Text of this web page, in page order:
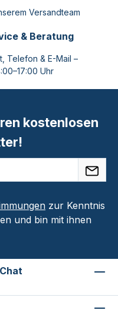
Versandteam
& Beratung
Telefon & E-Mail –
Uhr
kostenlosen
zur Kenntnis
und bin mit ihnen